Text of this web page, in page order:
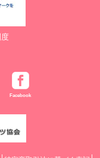
Facebook